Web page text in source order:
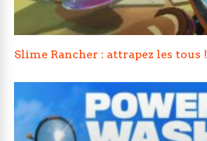
Slime Rancher : attrapez les tous !